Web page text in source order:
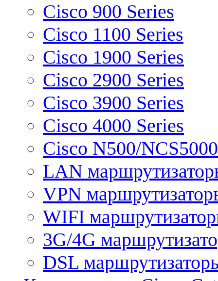
Cisco 900 Series
Cisco 1100 Series
Cisco 1900 Series
Cisco 2900 Series
Cisco 3900 Series
Cisco 4000 Series
Cisco N500/
LAN
VPN
WIFI
3G/4G
DSL